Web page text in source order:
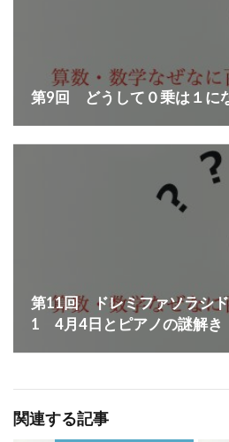
第9回 どうして０乗は１に
第11回 ドレミファソラシ
1 4月4日とピアノの謎解き
関連する記事